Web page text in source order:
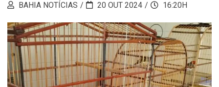
BAHIA NOTÍCIAS 20 OUT 2024 16:20H